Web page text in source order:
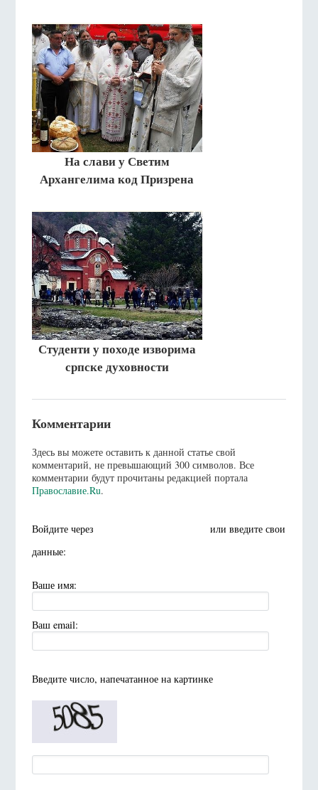
На слави у Светим
Архангелима код Призрена
Студенти у походе изворима
српске духовности
Комментарии
Здесь вы можете оставить к данной статье свой
комментарий, не превышающий 300 символов. Все
комментарии будут прочитаны редакцией портала
Православие.Ru.
Войдите через
или введите свои
данные:
Ваше имя:
Ваш email:
Введите число, напечатанное на картинке